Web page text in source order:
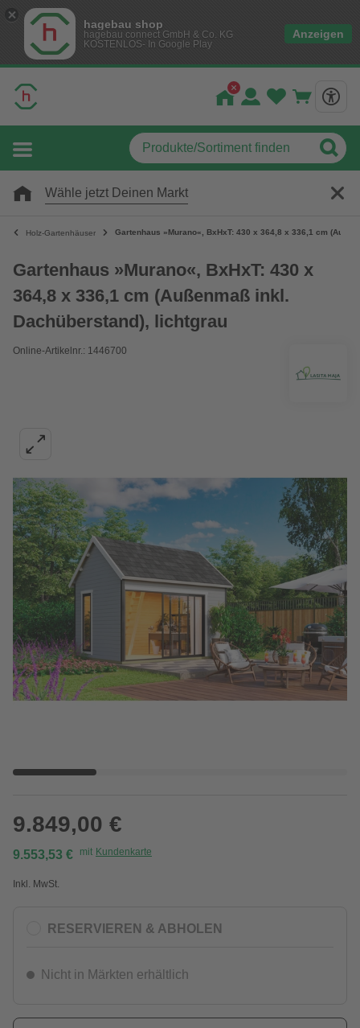
hagebau shop
hagebau connect GmbH & Co. KG
KOSTENLOS- In Google Play
Anzeigen
Wähle jetzt Deinen Markt
Holz-Gartenhäuser Gartenhaus »Murano«, BxHxT: 430 x 364,8 x 336,1 cm
Gartenhaus »Murano«, BxHxT: 430 x
364,8 x 336,1 cm (Außenmaß inkl.
Dachüberstand), lichtgrau
Online-Artikelnr.: 1446700
9.849,00 €
9.553,53 € mit Kundenkarte
Inkl. MwSt.
RESERVIEREN & ABHOLEN
Nicht in Märkten erhältlich